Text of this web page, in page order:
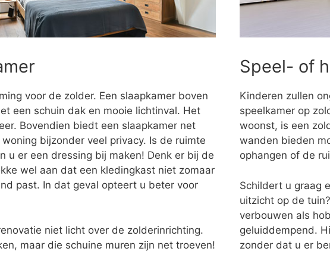
voor de zolder. Een slaapkamer boven
een schuin dak en mooie lichtinval. Het
Bovendien biedt een slaapkamer net
bijzonder veel privacy. Is de ruimte
u er een dressing bij maken! Denk er bij de
wel aan dat een kledingkast niet zomaar
past. In dat geval opteert u beter voor
niet licht over de zolderinrichting.
maar die schuine muren zijn net troeven!
Speel- of
Kinderen zullen
speelkamer op
woonst, is een
wanden bieden
ophangen of de
Schildert u graag
uitzicht op de
verbouwen als
geluiddempend.
zonder dat u er